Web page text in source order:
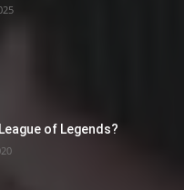
of Legends?